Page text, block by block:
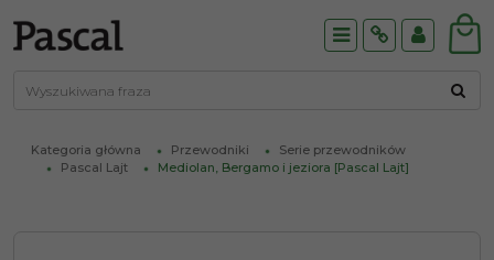
MenuInfoPanel
Kategoria główna Przewodniki
Serie przewodników
Pascal Lajt
Mediolan, Bergamo i jeziora [Pascal Lajt]